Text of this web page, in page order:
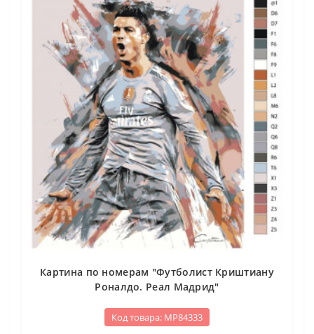
Картина по номерам "Футболист Криштиану
Роналдо. Реал Мадрид"
Код товара: МР84333